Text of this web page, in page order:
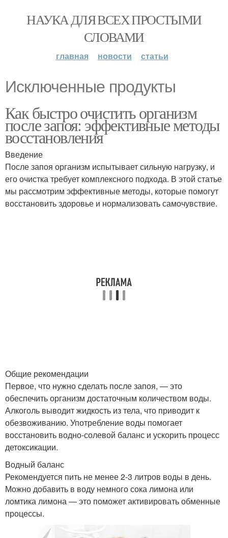
НАУКА ДЛЯ ВСЕХ ПРОСТЫМИ
СЛОВАМИ
главная новости статьи
Исключенные продукты
Как быстро очистить организм
после запоя: эффективные методы
восстановления
Введение
После запоя организм испытывает сильную нагрузку, и
его очистка требует комплексного подхода. В этой статье
мы рассмотрим эффективные методы, которые помогут
восстановить здоровье и нормализовать самочувствие.
Общие рекомендации
Первое, что нужно сделать после запоя, — это
обеспечить организм достаточным количеством воды.
Алкоголь выводит жидкость из тела, что приводит к
обезвоживанию. Употребление воды помогает
восстановить водно-солевой баланс и ускорить процесс
детоксикации.
Водный баланс
Рекомендуется пить не менее 2-3 литров воды в день.
Можно добавить в воду немного сока лимона или
ломтика лимона — это поможет активировать обменные
процессы.